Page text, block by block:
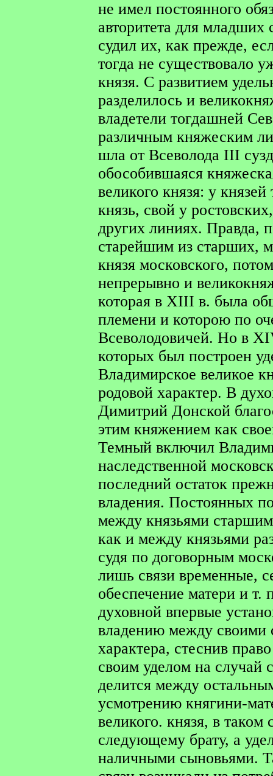
не имел постоянного
авторитета для младших
судил их, как прежде,
тогда не существовало
князя. С развитием
разделилось и
владетели тогдашней
различным княжеским
шла от Всеволода III
обособившаяся
великого князя: у
князь, свой у
других линиях. Правда,
старейшим из старших,
князя московского,
непрерывно и
которая в XIII в. была
племени и которою по
Всеволодовичей. Но в
которых был построен
Владимирское великое
родовой характер. В
Димитрий Донской
этим княжением как
Темный включил
наследственной
последний остаток
владения. Постоянных
между князьями
как и между князьями
судя по договорным
лишь связи временные,
обеспечение матери и
духовной впервые
владению между своими
характера, стеснив
своим уделом на случай
делится между
усмотрению княгини-
великого. князя, в таком
следующему брату, а
наличными сыновьями.